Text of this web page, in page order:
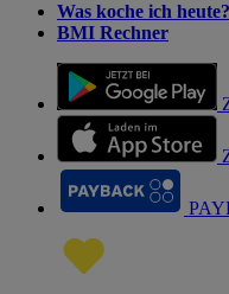
Was koche ich heute?
BMI Rechner